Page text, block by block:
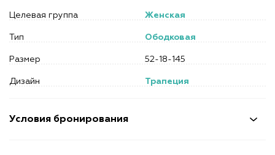
Условия бронирования
Целевая группа Женская
Тип Ободковая
Размер 52-18-145
Дизайн Трапеция